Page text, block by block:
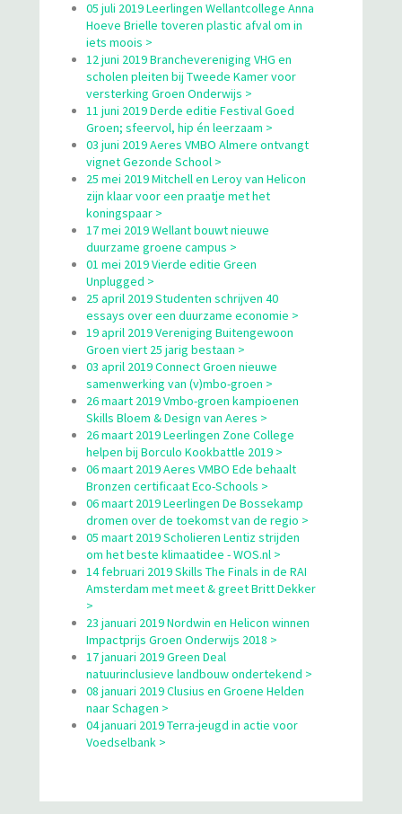
05 juli 2019 Leerlingen Wellantcollege Anna
Hoeve Brielle toveren plastic afval om in
iets moois >
12 juni 2019 Branchevereniging VHG en
scholen pleiten bij Tweede Kamer voor
versterking Groen Onderwijs >
11 juni 2019 Derde editie Festival Goed
Groen; sfeervol, hip én leerzaam >
03 juni 2019 Aeres VMBO Almere ontvangt
vignet Gezonde School >
25 mei 2019 Mitchell en Leroy van Helicon
zijn klaar voor een praatje met het
koningspaar >
17 mei 2019 Wellant bouwt nieuwe
duurzame groene campus >
01 mei 2019 Vierde editie Green
Unplugged >
25 april 2019 Studenten schrijven 40
essays over een duurzame economie >
19 april 2019 Vereniging Buitengewoon
Groen viert 25 jarig bestaan >
03 april 2019 Connect Groen nieuwe
samenwerking van (v)mbo-groen >
26 maart 2019 Vmbo-groen kampioenen
Skills Bloem & Design van Aeres >
26 maart 2019 Leerlingen Zone College
helpen bij Borculo Kookbattle 2019 >
06 maart 2019 Aeres VMBO Ede behaalt
Bronzen certificaat Eco-Schools >
06 maart 2019 Leerlingen De Bossekamp
dromen over de toekomst van de regio >
05 maart 2019 Scholieren Lentiz strijden
om het beste klimaatidee - WOS.nl >
14 februari 2019 Skills The Finals in de RAI
Amsterdam met meet & greet Britt Dekker
>
23 januari 2019 Nordwin en Helicon winnen
Impactprijs Groen Onderwijs 2018 >
17 januari 2019 Green Deal
natuurinclusieve landbouw ondertekend >
08 januari 2019 Clusius en Groene Helden
naar Schagen >
04 januari 2019 Terra-jeugd in actie voor
Voedselbank >